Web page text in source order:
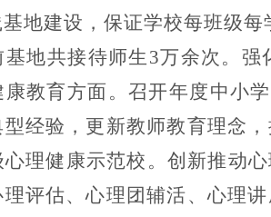
地建设，保证学校每班级每
地共接待师生 3万余次。强
康教育方面。召开年度中小
经验，更新教师教育理念
理健康示范校。创新推动
评估、心理团辅活、心理